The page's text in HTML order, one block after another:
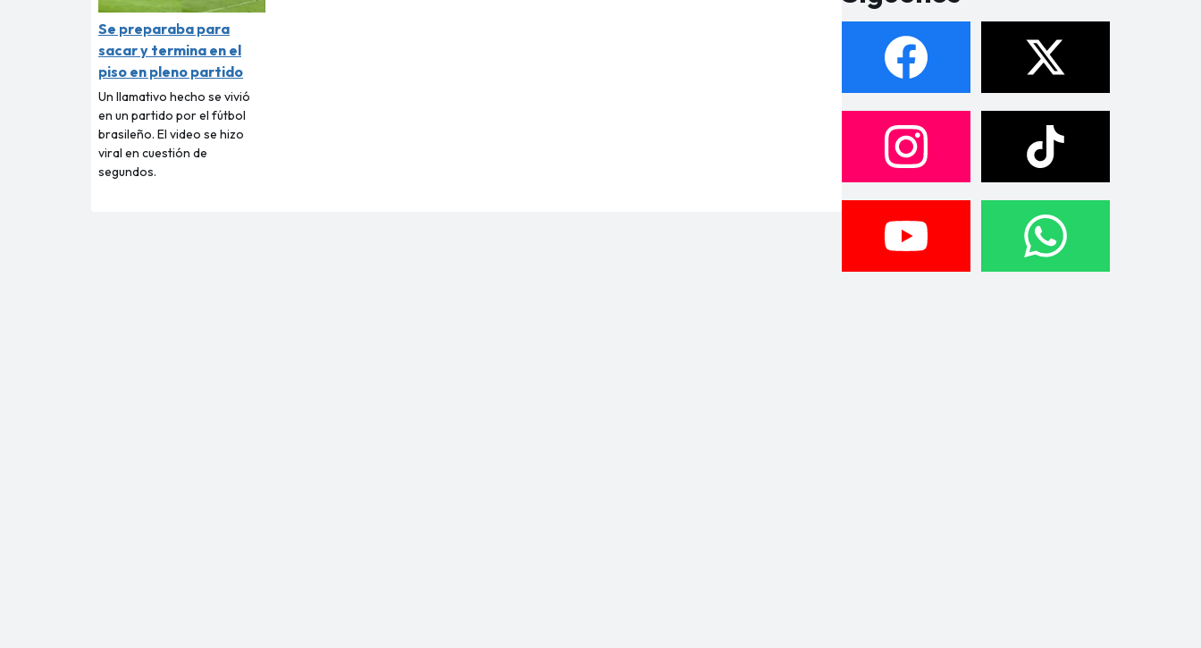
Se preparaba para
sacar y termina en el
piso en pleno partido
Un llamativo hecho se vivió
en un partido por el fútbol
brasileño. El video se hizo
viral en cuestión de
segundos.